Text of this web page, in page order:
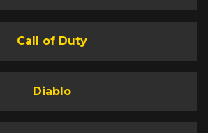
Call of Duty
Diablo